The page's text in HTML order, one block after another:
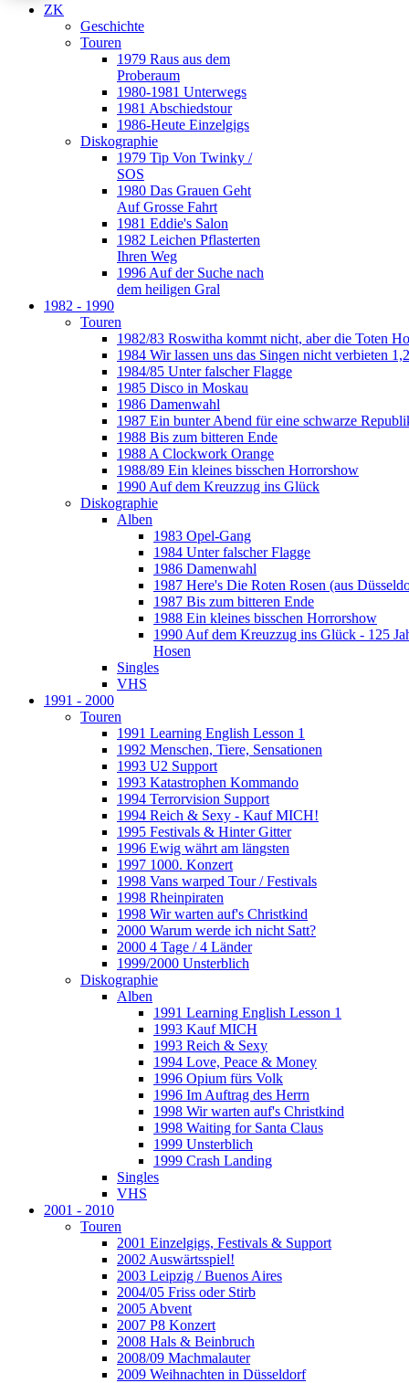
ZK
Geschichte
Touren
1979 Raus aus dem
Proberaum
1980-1981 Unterwegs
1981 Abschiedstour
1986-Heute Einzelgigs
Diskographie
1979 Tip Von Twinky /
SOS
1980 Das Grauen Geht
Auf Grosse Fahrt
1981 Eddie's Salon
1982 Leichen Pflasterten
Ihren Weg
1996 Auf der Suche nach
dem heiligen Gral
1982 - 1990
Touren
1982/83 Roswitha kommt nicht, aber die Toten
1984 Wir lassen uns das Singen nicht verbieten
1984/85 Unter falscher Flagge
1985 Disco in Moskau
1986 Damenwahl
1987 Ein bunter Abend für eine schwarze
1988 Bis zum bitteren Ende
1988 A Clockwork Orange
1988/89 Ein kleines bisschen Horrorshow
1990 Auf dem Kreuzzug ins Glück
Diskographie
Alben
1983 Opel-Gang
1984 Unter falscher Flagge
1986 Damenwahl
1987 Here's Die Roten Rosen (aus
1987 Bis zum bitteren Ende
1988 Ein kleines bisschen Horrorshow
1990 Auf dem Kreuzzug ins Glück - 125
Hosen
Singles
VHS
1991 - 2000
Touren
1991 Learning English Lesson 1
1992 Menschen, Tiere, Sensationen
1993 U2 Support
1993 Katastrophen Kommando
1994 Terrorvision Support
1994 Reich & Sexy - Kauf MICH!
1995 Festivals & Hinter Gitter
1996 Ewig währt am längsten
1997 1000. Konzert
1998 Vans warped Tour / Festivals
1998 Rheinpiraten
1998 Wir warten auf's Christkind
2000 Warum werde ich nicht Satt?
2000 4 Tage / 4 Länder
1999/2000 Unsterblich
Diskographie
Alben
1991 Learning English Lesson 1
1993 Kauf MICH
1993 Reich & Sexy
1994 Love, Peace & Money
1996 Opium fürs Volk
1996 Im Auftrag des Herrn
1998 Wir warten auf's Christkind
1998 Waiting for Santa Claus
1999 Unsterblich
1999 Crash Landing
Singles
VHS
2001 - 2010
Touren
2001 Einzelgigs, Festivals & Support
2002 Auswärtsspiel!
2003 Leipzig / Buenos Aires
2004/05 Friss oder Stirb
2005 Abvent
2007 P8 Konzert
2008 Hals & Beinbruch
2008/09 Machmalauter
2009 Weihnachten in Düsseldorf